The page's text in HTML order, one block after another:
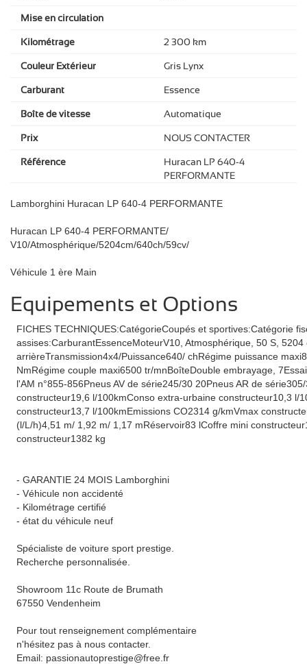
Mise en circulation
Kilométrage 2 300 km
Couleur Extérieur Gris Lynx
Carburant Essence
Boîte de vitesse Automatique
Prix NOUS CONTACTER
Référence
Huracan LP 640-4
PERFORMANTE
Lamborghini Huracan LP 640-4 PERFORMANTE
Huracan LP 640-4 PERFORMANTE/
V10/Atmosphérique/5204cm/640ch/59cv/
Véhicule 1 ère Main
Equipements et Options
FICHES TECHNIQUES:CatégorieCoupés et sportives:Catégorie
assises:CarburantEssenceMoteurV10, Atmosphérique, 50 S,
arrièreTransmission4x4/Puissance640/ chRégime puissance
NmRégime couple maxi6500 tr/mnBoîteDouble embrayage,
l'AM n°855-856Pneus AV de série245/30 20Pneus AR de
constructeur19,6 l/100kmConso extra-urbaine constructeur10,3 l/
constructeur13,7 l/100kmEmissions CO2314 g/kmVmax
(l/L/h)4,51 m/ 1,92 m/ 1,17 mRéservoir83 lCoffre mini
constructeur1382 kg
- GARANTIE 24 MOIS Lamborghini
- Véhicule non accidenté
- Kilométrage certifié
- état du véhicule neuf
Spécialiste de voiture sport prestige.
Recherche personnalisée.
Showroom 11c Route de Brumath
67550 Vendenheim
Pour tout renseignement complémentaire
n'hésitez pas à nous contacter.
Email: passionautoprestige@free.fr